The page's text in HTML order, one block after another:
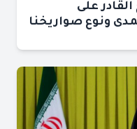
على
ونوع صواريخنا